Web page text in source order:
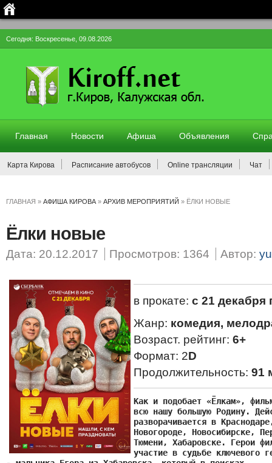
Сегодня: Воскресенье, 09.08.2026
Главная Новости Афиша Объявления
Карта Кирова Расписание автобусов Online трансляции Чат
ГЛАВНАЯ » АФИША КИРОВА » АРХИВ МЕРОПРИЯТИЙ » ЁЛКИ НОВЫЕ
Ёлки новые
Дата: 20.12.2017 Просмотров: 1364 Автор:
в прокате: с 21 декабря
Жанр: комедия,
Возраст. рейтинг: 6+
Формат: 2D
Продолжительность: 91
Как и подобает «Ёлкам»,
всю нашу большую Родину.
разворачивается в
Новогороде, Новосибирске,
Тюмени, Хабаровске. Герои
участие в судьбе ключевого